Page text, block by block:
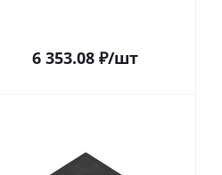
6 353.08 ₽/шт